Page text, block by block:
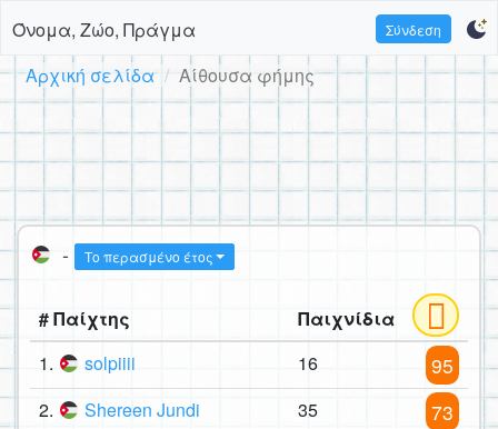
Όνομα, Ζώο, Πράγμα Σύνδεση
Αρχική σελίδα Αίθουσα φήμης
- Το περασμένο έτος
# Παίχτης
Παιχνίδια
1.
solpiiii 16 95
2. Shereen Jundi 35 73